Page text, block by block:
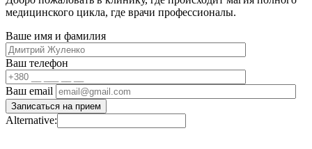
медицинского цикла, где врачи профессионалы.
Ваше имя и фамилия
Ваш телефон
Ваш email
Alternative: